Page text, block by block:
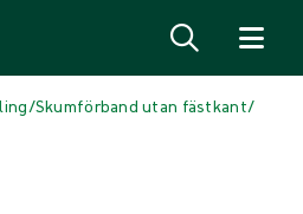
/Skumförband utan fästkant/